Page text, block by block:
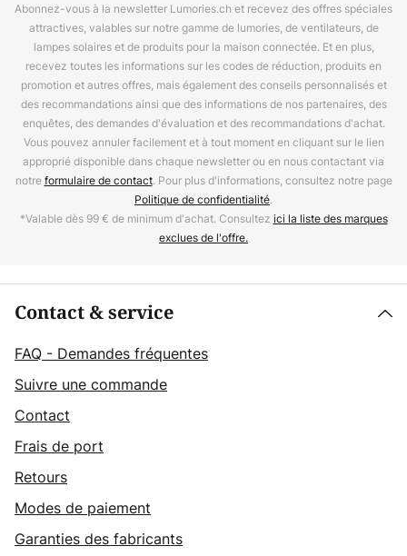
Abonnez-vous à la newsletter Lumories.ch et recevez des offres spéciales
attractives, valables sur notre gamme de lumories, de ventilateurs, de
lampes solaires et de produits pour la maison connectée. Et en plus,
recevez toutes les informations sur les codes de réduction, produits en
promotion et autres offres, mais également des conseils personnalisés et
des recommandations ainsi que des informations de nos partenaires, des
enquêtes, des demandes d'évaluation et des recommandations d'achat.
Vous pouvez annuler facilement et à tout moment en cliquant sur le lien
approprié disponible dans chaque newsletter ou en nous contactant via
notreformulaire de contact. Pour plus d'informations, consultez notre page
Politique de confidentialité.
*Valable dès 99 € de minimum d'achat. Consultez ici la liste des marques
exclues de l'offre.
Contact & service
FAQ - Demandes fréquentes
Suivre une commande
Contact
Frais de port
Retours
Modes de paiement
Garanties des fabricants